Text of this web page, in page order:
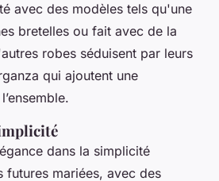
avec des modèles tels qu'une
bretelles ou fait avec de la
robes séduisent par leurs
qui ajoutent une
dans la simplicité
futures mariées, avec des